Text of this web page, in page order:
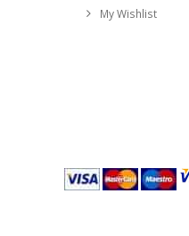
My Wishlist